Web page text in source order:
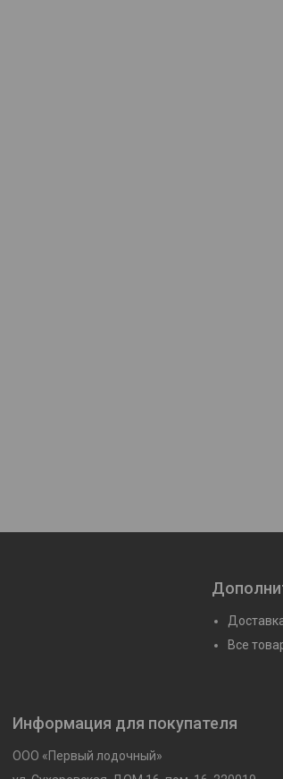
Все
Информация для покупателя
ООО «Первый лодочный»